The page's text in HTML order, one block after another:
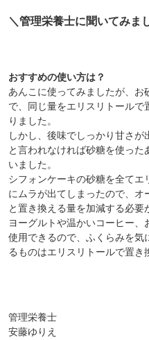
＼管理栄養士に聞いてみま
おすすめの使い方は？
あんこに使ってみましたが、
で、同じ量をエリスリトール
りました。
しかし、後味でしっかり甘さ
と言われなければ砂糖を使っ
いました。
シフォンケーキの砂糖を全て
にムラが出てしまったので、
と置き換える量を加減する必要
ヨーグルトや温かいコーヒー、
使用できるので、ふくらみを気
るものはエリスリトールで置き
管理栄養士
安藤ゆりえ